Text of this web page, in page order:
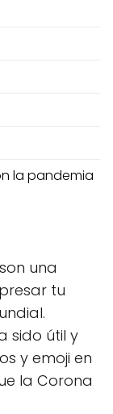
la pandemia
una
tu
sido útil y
y emoji en
la Corona